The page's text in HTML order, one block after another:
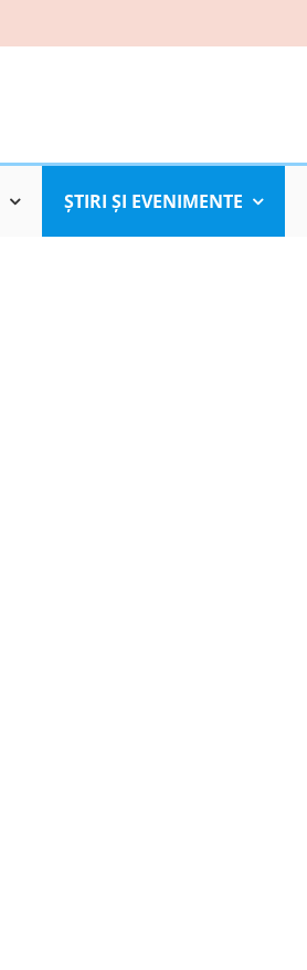
ŞTIRI ŞI EVENIMENTE